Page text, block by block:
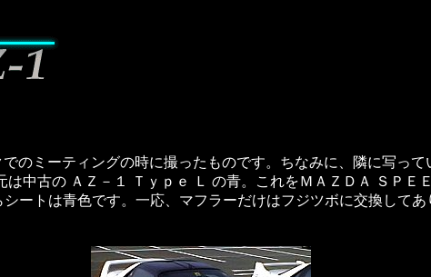
のミーティングの時に撮ったものです。ちなみに、隣に写っ
中古の ＡＺ－１ Ｔｙｐｅ Ｌ の青。これをＭＡＺＤＡ ＳＰＥ
ートは青色です。一応、マフラーだけはフジツボに交換して